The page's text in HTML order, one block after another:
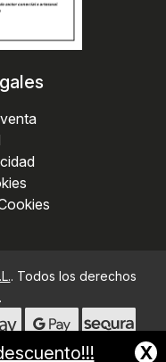
. Todos los derechos
X